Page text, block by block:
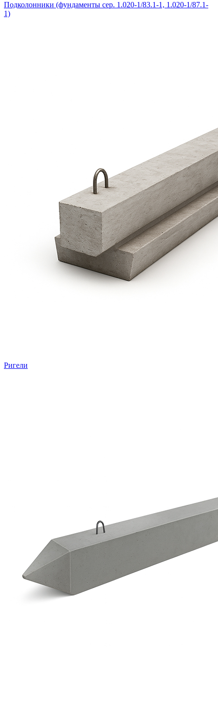
Подколонники (фундаменты сер. 1.020-1/83.1-1, 1.020-1/87.1-
1)
Ригели